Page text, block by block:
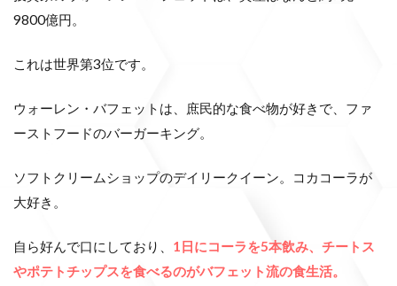
9800億円。
これは世界第3位です。
ウォーレン・バフェットは、庶民的な食べ物が好きで、ファ
ーストフードのバーガーキング。
ソフトクリームショップのデイリークイーン。コカコーラが
大好き。
自ら好んで口にしており、 1日にコーラを5本飲み、チートス
やポテトチップスを食べるのがバフェット流の食生活。